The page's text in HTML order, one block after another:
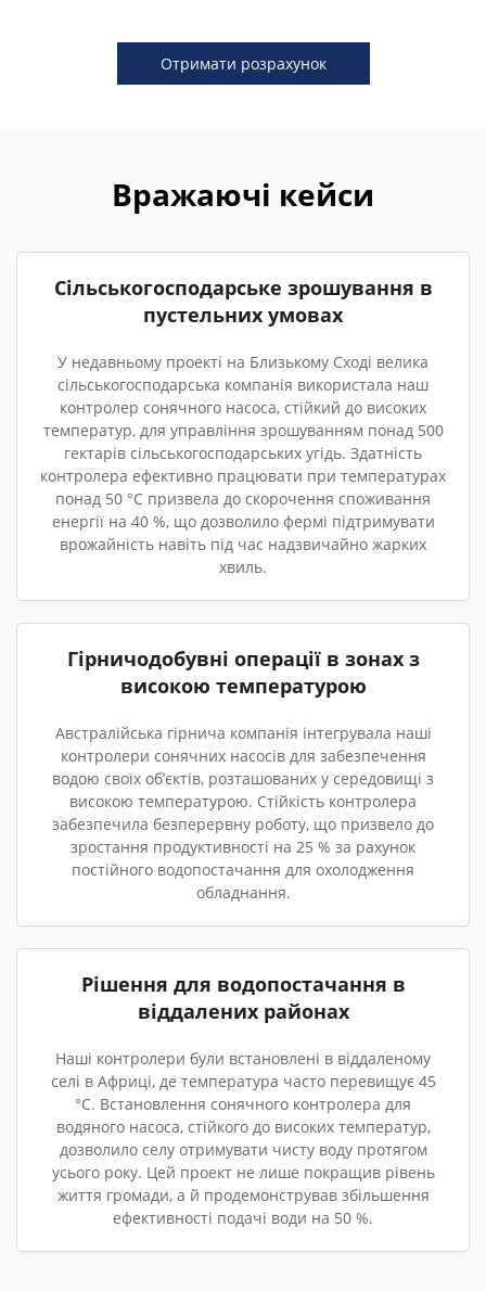
Отримати розрахунок
Вражаючі кейси
Сільськогосподарське зрошування в
пустельних умовах
У недавньому проекті на Близькому Сході велика
сільськогосподарська компанія використала наш
контролер сонячного насоса, стійкий до високих
температур, для управління зрошуванням понад 500
гектарів сільськогосподарських угідь. Здатність
контролера ефективно працювати при температурах
понад 50 °C призвела до скорочення споживання
енергії на 40 %, що дозволило фермі підтримувати
врожайність навіть під час надзвичайно жарких
хвиль.
Гірничодобувні операції в зонах з
високою температурою
Австралійська гірнича компанія інтегрувала наші
контролери сонячних насосів для забезпечення
водою своїх об’єктів, розташованих у середовищі з
високою температурою. Стійкість контролера
забезпечила безперервну роботу, що призвело до
зростання продуктивності на 25 % за рахунок
постійного водопостачання для охолодження
обладнання.
Рішення для водопостачання в
віддалених районах
Наші контролери були встановлені в віддаленому
селі в Африці, де температура часто перевищує 45
°C. Встановлення сонячного контролера для
водяного насоса, стійкого до високих температур,
дозволило селу отримувати чисту воду протягом
усього року. Цей проект не лише покращив рівень
життя громади, а й продемонстрував збільшення
ефективності подачі води на 50 %.